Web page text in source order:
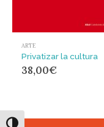
ARTE
Privatizar la cultura
38,00€